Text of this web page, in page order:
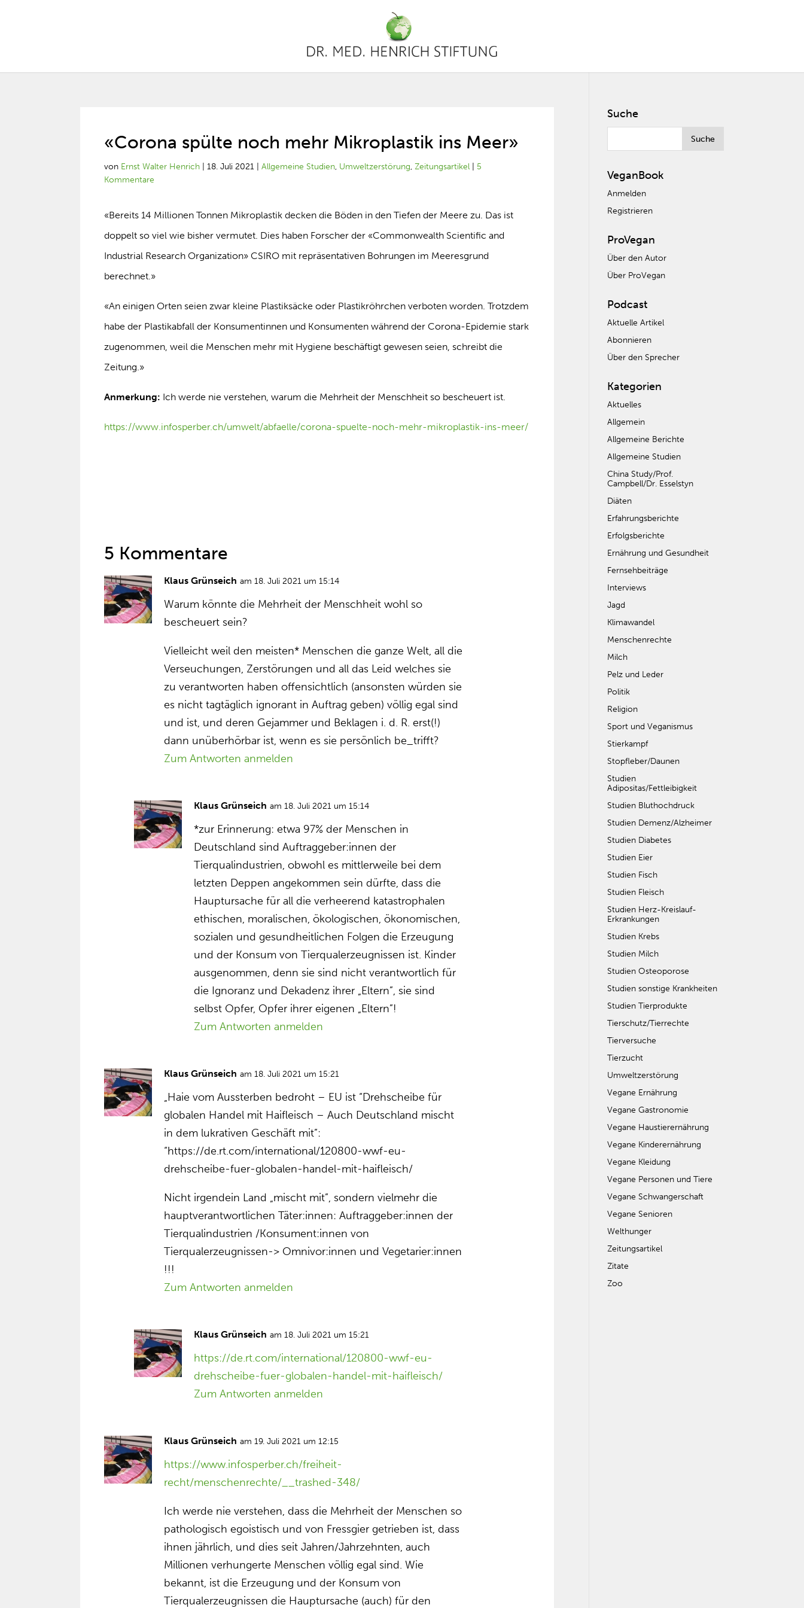
«Corona spülte noch mehr Mikroplastik ins Meer»
von Ernst Walter Henrich |18. Juli 2021 |Allgemeine Studien, Umweltzerstörung,Zeitungsartikel
5
Kommentare
«Bereits 14 Millionen Tonnen Mikroplastik decken die Böden in den Tiefen der Meere zu. Das ist
doppelt so viel wie bisher vermutet. Dies haben Forscher der «Commonwealth Scientific and
Industrial Research Organization» CSIRO mit repräsentativen Bohrungen im Meeresgrund
berechnet.»
«An einigen Orten seien zwar kleine Plastiksäcke oder Plastikröhrchen verboten worden. Trotzdem
habe der Plastikabfall der Konsumentinnen und Konsumenten während der Corona-Epidemie stark
zugenommen, weil die Menschen mehr mit Hygiene beschäftigt gewesen seien, schreibt die
Zeitung.»
Anmerkung: Ich werde nie verstehen, warum die Mehrheit der Menschheit so bescheuert ist.
https://www.infosperber.ch/umwelt/abfaelle/corona-spuelte-noch-mehr-mikroplastik-ins-meer/
5 Kommentare
Klaus Grünseich am 18. Juli 2021 um 15:14
Warum könnte die Mehrheit der Menschheit wohl so
bescheuert sein?
Vielleicht weil den meisten* Menschen die ganze Welt, all die
Verseuchungen, Zerstörungen und all das Leid welches sie
zu verantworten haben offensichtlich (ansonsten würden sie
es nicht tagtäglich ignorant in Auftrag geben) völlig egal sind
und ist, und deren Gejammer und Beklagen i. d. R. erst(!)
dann unüberhörbar ist, wenn es sie persönlich be_trifft?
Zum Antworten anmelden
Klaus Grünseich am 18. Juli 2021 um 15:14
*zur Erinnerung: etwa 97% der Menschen in
Deutschland sind Auftraggeber:innen der
Tierqualindustrien, obwohl es mittlerweile bei dem
letzten Deppen angekommen sein dürfte, dass die
Hauptursache für all die verheerend katastrophalen
ethischen, moralischen, ökologischen, ökonomischen,
sozialen und gesundheitlichen Folgen die Erzeugung
und der Konsum von Tierqualerzeugnissen ist. Kinder
ausgenommen, denn sie sind nicht verantwortlich für
die Ignoranz und Dekadenz ihrer „Eltern”, sie sind
selbst Opfer, Opfer ihrer eigenen „Eltern”!
Zum Antworten anmelden
Klaus Grünseich am 18. Juli 2021 um 15:21
„Haie vom Aussterben bedroht – EU ist “Drehscheibe für
globalen Handel mit Haifleisch – Auch Deutschland mischt
in dem lukrativen Geschäft mit”:
“https://de.rt.com/international/120800-wwf-eu-
drehscheibe-fuer-globalen-handel-mit-haifleisch/
Nicht irgendein Land „mischt mit”, sondern vielmehr die
hauptverantwortlichen Täter:innen: Auftraggeber:innen der
Tierqualindustrien /Konsument:innen von
Tierqualerzeugnissen-> Omnivor:innen und Vegetarier:innen
!!!
Zum Antworten anmelden
Klaus Grünseich am 18. Juli 2021 um 15:21
https://de.rt.com/international/120800-wwf-eu-
drehscheibe-fuer-globalen-handel-mit-haifleisch/
Zum Antworten anmelden
Klaus Grünseich am 19. Juli 2021 um 12:15
https://www.infosperber.ch/freiheit-
recht/menschenrechte/__trashed-348/
Ich werde nie verstehen, dass die Mehrheit der Menschen so
pathologisch egoistisch und von Fressgier getrieben ist, dass
ihnen jährlich, und dies seit Jahren/Jahrzehnten, auch
Millionen verhungerte Menschen völlig egal sind. Wie
bekannt, ist die Erzeugung und der Konsum von
Tierqualerzeugnissen die Hauptursache (auch) für den
Suche
VeganBook
Anmelden
Registrieren
ProVegan
Über den Autor
Über ProVegan
Podcast
Aktuelle Artikel
Abonnieren
Über den Sprecher
Kategorien
Aktuelles
Allgemein
Allgemeine Berichte
Allgemeine Studien
China Study/Prof.
Campbell/Dr. Esselstyn
Diäten
Erfahrungsberichte
Erfolgsberichte
Ernährung und Gesundheit
Fernsehbeiträge
Interviews
Jagd
Klimawandel
Menschenrechte
Milch
Pelz und Leder
Politik
Religion
Sport und Veganismus
Stierkampf
Stopfleber/Daunen
Studien
Adipositas/Fettleibigkeit
Studien Bluthochdruck
Studien Demenz/Alzheimer
Studien Diabetes
Studien Eier
Studien Fisch
Studien Fleisch
Studien Herz-Kreislauf-
Erkrankungen
Studien Krebs
Studien Milch
Studien Osteoporose
Studien sonstige Krankheiten
Studien Tierprodukte
Tierschutz/Tierrechte
Tierversuche
Tierzucht
Umweltzerstörung
Vegane Ernährung
Vegane Gastronomie
Vegane Haustierernährung
Vegane Kinderernährung
Vegane Kleidung
Vegane Personen und Tiere
Vegane Schwangerschaft
Vegane Senioren
Welthunger
Zeitungsartikel
Zitate
Zoo